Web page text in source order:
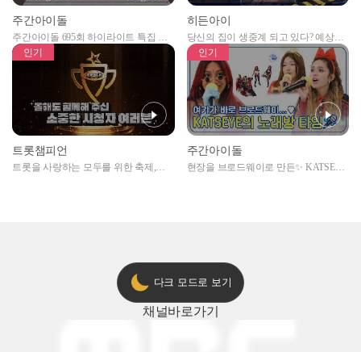
주간아이돌
주간아이돌 695회 하이라이트 특집 남
자아이돌편 예고
히든아이
당신의 집이 생중계 되고 있다? 예상치
못한 곳에서 일어나는 불법촬영 범죄!
인기
트롯챔피언
트롯을 사랑하는 모두를 위한 축제,
인기
주간아이돌
현장을 브로드웨이로 만든✨ KATSEYE
다크 모드로 보기
채널바로가기